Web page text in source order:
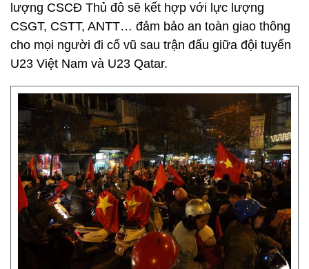
lượng CSCĐ Thủ đô sẽ kết hợp với lực lượng
CSGT, CSTT, ANTT… đảm bảo an toàn giao thông
cho mọi người đi cổ vũ sau trận đấu giữa đội tuyển
U23 Việt Nam và U23 Qatar.